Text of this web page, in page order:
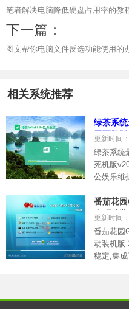
笔者解决电脑降低硬盘占用率的教
下一篇：
图文帮你电脑文件反选功能使用的
相关系统推荐
绿茶系
无死机
更新时间
绿茶系统
死机版
公娱乐维
番茄花
多驱动装
更新时间
番茄花园
动装机版
稳定,集